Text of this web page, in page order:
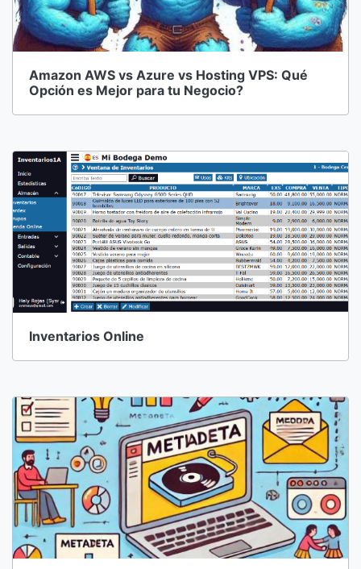
Amazon AWS vs Azure vs Hosting VPS: Qué
Opción es Mejor para tu Negocio?
Inventarios Online